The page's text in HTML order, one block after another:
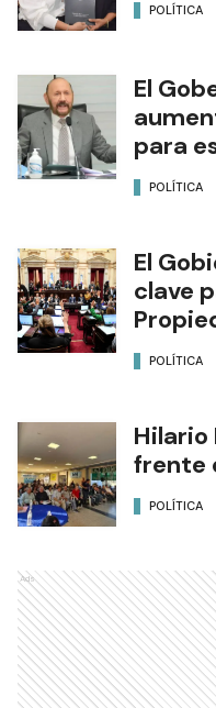
POLÍTICA
El
para
POLÍTICA
El
clave
POLÍTICA
frente
POLÍTICA
Ads